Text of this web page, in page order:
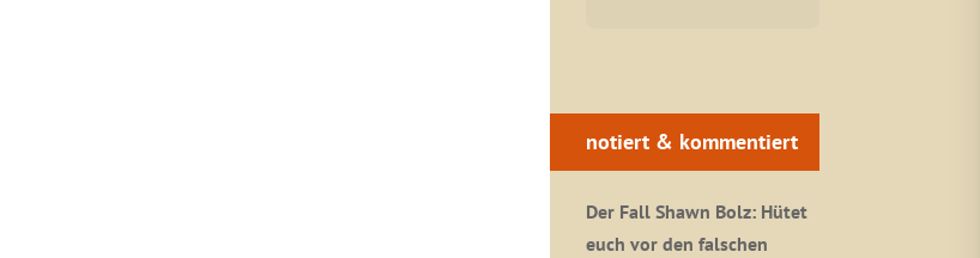
notiert & kommentiert
Der Fall Shawn Bolz: Hütet
euch vor den falschen